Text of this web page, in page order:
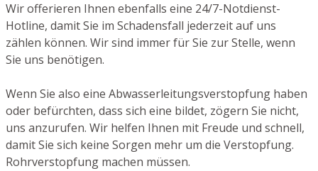
Wir offerieren Ihnen ebenfalls eine 24/7-Notdienst-
Hotline, damit Sie im Schadensfall jederzeit auf uns
zählen können. Wir sind immer für Sie zur Stelle, wenn
Sie uns benötigen.
Wenn Sie also eine Abwasserleitungsverstopfung haben
oder befürchten, dass sich eine bildet, zögern Sie nicht,
uns anzurufen. Wir helfen Ihnen mit Freude und schnell,
damit Sie sich keine Sorgen mehr um die Verstopfung.
Rohrverstopfung machen müssen.